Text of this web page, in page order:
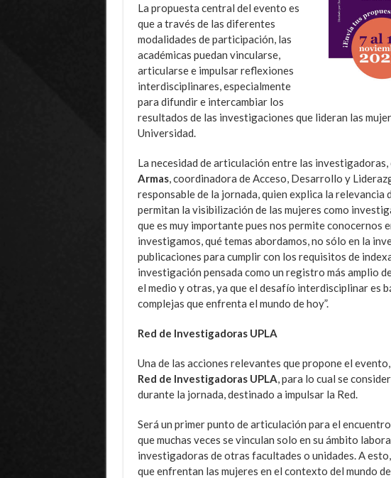
La propuesta central del evento es
que a través de las diferentes
modalidades de participación, las
académicas puedan vincularse,
articularse e impulsar reflexiones
interdisciplinares, especialmente
para difundir e intercambiar los
resultados de las investigaciones que lideran las
Universidad.
La necesidad de articulación entre las investigadoras,
Armas, coordinadora de Acceso, Desarrollo y
responsable de la jornada, quien explica la relevancia
permitan la visibilización de las mujeres como
que es muy importante pues nos permite conocernos
investigamos, qué temas abordamos, no sólo en la
publicaciones para cumplir con los requisitos de
investigación pensada como un registro más amplio
el medio y otras, ya que el desafío interdisciplinar es
complejas que enfrenta el mundo de hoy”.
Red de Investigadoras UPLA
Una de las acciones relevantes que propone el
Red de Investigadoras UPLA , para lo cual se
durante la jornada, destinado a impulsar la Red.
Será un primer punto de articulación para el
que muchas veces se vinculan solo en su ámbito
investigadoras de otras facultades o unidades. A
que enfrentan las mujeres en el contexto del mundo